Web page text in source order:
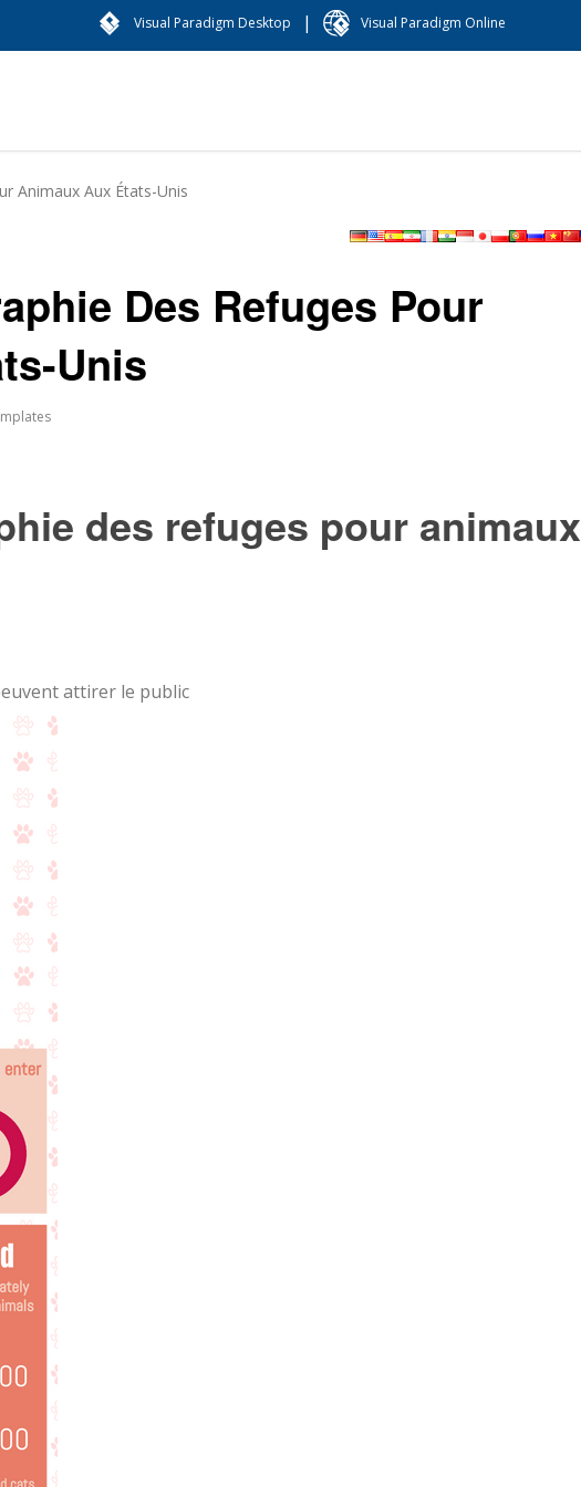
Visual Paradigm Desktop | Visual Paradigm Online
Animaux Aux États-Unis
Des Refuges Pour
Unis
des refuges pour animaux
attirer le public